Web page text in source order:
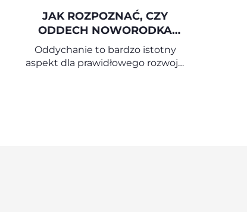
JAK ROZPOZNAĆ, CZY
ODDECH NOWORODKA
JEST PRAWIDŁOWY
Oddychanie to bardzo istotny
aspekt dla prawidłowego rozwoju